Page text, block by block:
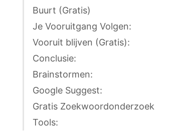
Buurt (Gratis)
Je Vooruitgang Volgen:
Vooruit blijven (Gratis):
Conclusie:
Brainstormen:
Google Suggest:
Gratis Zoekwoordonderzoek
Tools: